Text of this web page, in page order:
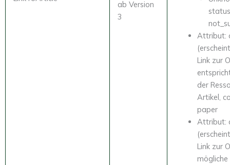
ab Version
3
Attribut:
Link zur
der
Artikel,
paper
Attribut:
Link zur